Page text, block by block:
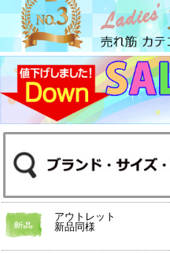
アウトレット
新品同様